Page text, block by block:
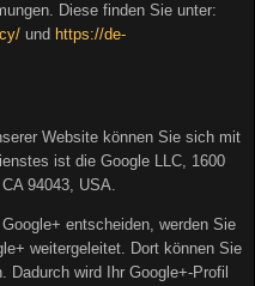
Diese finden Sie unter:
und https://de-
Website können Sie sich mit
ist die Google LLC, 1600
94043, USA.
entscheiden, werden Sie
weitergeleitet. Dort können Sie
wird Ihr Google+-Profil